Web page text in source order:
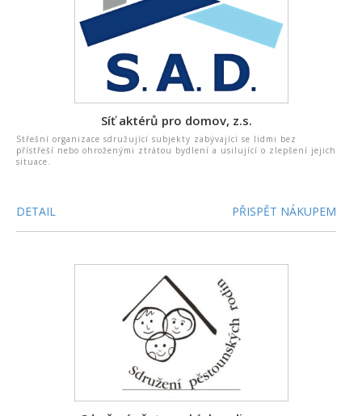
Síť aktérů pro domov, z.s.
Střešní organizace sdružující subjekty zabývající se lidmi bez
přístřeší nebo ohroženými ztrátou bydlení a usilující o zlepšení jejich
situace.
DETAIL PŘISPĚT NÁKUPEM